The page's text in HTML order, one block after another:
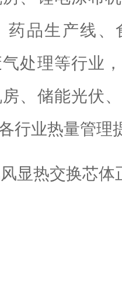
药品生产线、
处理等行业
、储能光伏
行业热量管理